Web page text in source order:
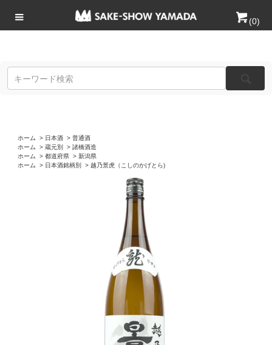
(0)
ホーム > 日本酒 > 普通酒
ホーム
> 蔵元別 > 諸橋酒造
ホーム
> 都道府県 > 新潟県
ホーム
> 日本酒銘柄別 > 越乃景虎（こしのかげとら)